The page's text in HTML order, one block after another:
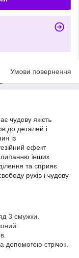
Умови повернення
чудову якість
до деталей і
із
ефект
інших
та сприяє
рухів і чудову
3 смужки.
допомогою стрічок.